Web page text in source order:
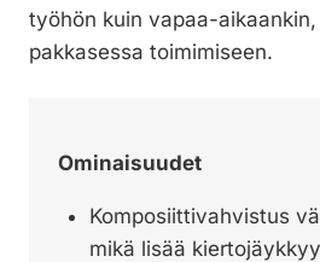
työhön kuin vapaa-
pakkasessa toimimiseen.
Ominaisuudet
Komposiittivahvistus
mikä lisää